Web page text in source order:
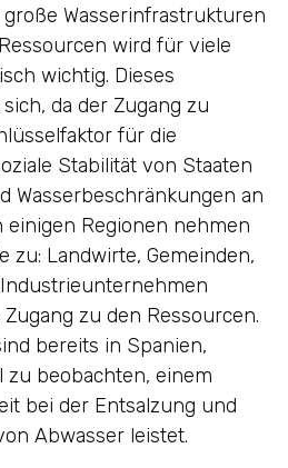
Wasserinfrastrukturen
wird für viele
wichtig. Dieses
da der Zugang zu
für die
Stabilität von Staaten
Wasserbeschränkungen an
einigen Regionen nehmen
zu: Landwirte, Gemeinden,
zu den Ressourcen.
bereits in Spanien,
zu beobachten, einem
bei der Entsalzung und
Abwasser leistet.